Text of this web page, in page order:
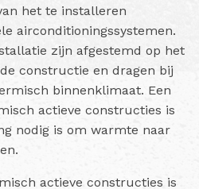
het te installeren
airconditioningssystemen.
zijn afgestemd op het
constructie en dragen bij
binnenklimaat. Een
actieve constructies is
nodig is om warmte naar
actieve constructies is